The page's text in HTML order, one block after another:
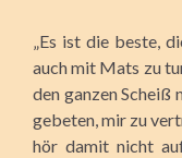
„Es ist die beste,
auch mit Mats zu
den ganzen Scheiß
gebeten, mir zu
hör damit nicht